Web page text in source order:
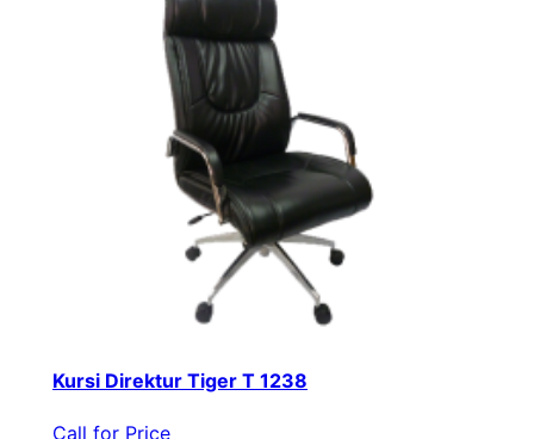
Kursi Direktur Tiger T 1238
Call for Price